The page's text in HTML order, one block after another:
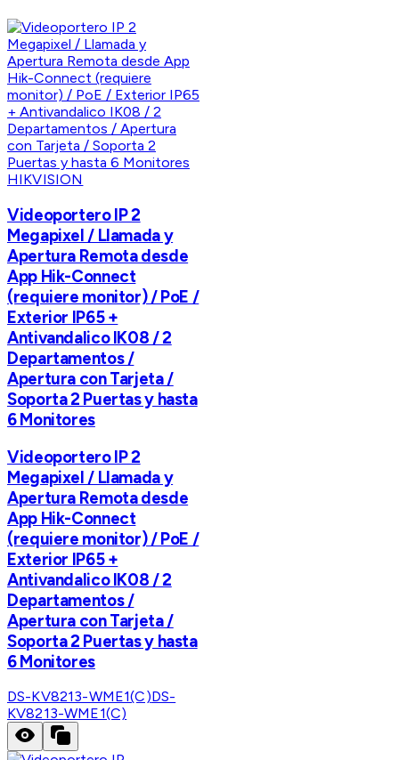
HIKVISION
Videoportero IP 2
Megapixel / Llamada y
Apertura Remota desde
App Hik-Connect
(requiere monitor) / PoE /
Exterior IP65 +
Antivandalico IK08 / 2
Departamentos /
Apertura con Tarjeta /
Soporta 2 Puertas y hasta
6 Monitores
Videoportero IP 2
Megapixel / Llamada y
Apertura Remota desde
App Hik-Connect
(requiere monitor) / PoE /
Exterior IP65 +
Antivandalico IK08 / 2
Departamentos /
Apertura con Tarjeta /
Soporta 2 Puertas y hasta
6 Monitores
DS-KV8213-WME1(C)DS-
KV8213-WME1(C)